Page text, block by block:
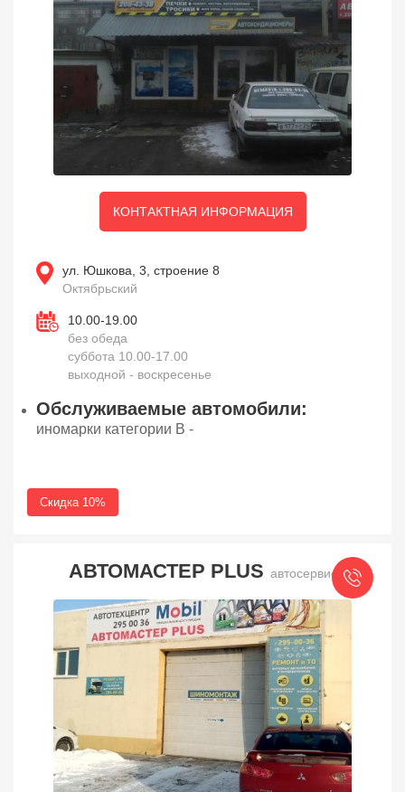
КОНТАКТНАЯ ИНФОРМАЦИЯ
ул. Юшкова, 3, строение 8
Октябрьский
10.00-19.00
без обеда
суббота 10.00-17.00
выходной - воскресенье
Обслуживаемые автомобили:
иномарки категории В -
Скидка 10%
АВТОМАСТЕР PLUS автосервис